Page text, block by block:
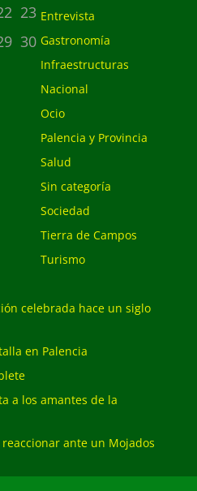
23
30
Entrevista
Gastronomía
Infraestructuras
Nacional
Ocio
Palencia y Provincia
Salud
Sin categoría
Sociedad
Tierra de Campos
Turismo
celebrada hace un siglo
en Palencia
a los amantes de la
ante un Mojados